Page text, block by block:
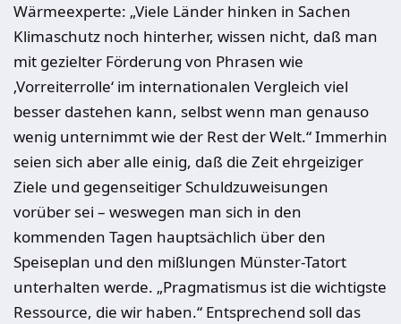
Wärmeexperte: „Viele Länder hinken in Sachen
Klimaschutz noch hinterher, wissen nicht, daß man
mit gezielter Förderung von Phrasen wie
‚Vorreiterrolle‘ im internationalen Vergleich viel
besser dastehen kann, selbst wenn man genauso
wenig unternimmt wie der Rest der Welt.“ Immerhin
seien sich aber alle einig, daß die Zeit ehrgeiziger
Ziele und gegenseitiger Schuldzuweisungen
vorüber sei – weswegen man sich in den
kommenden Tagen hauptsächlich über den
Speiseplan und den mißlungen Münster-Tatort
unterhalten werde. „Pragmatismus ist die wichtigste
Ressource, die wir haben.“ Entsprechend soll das